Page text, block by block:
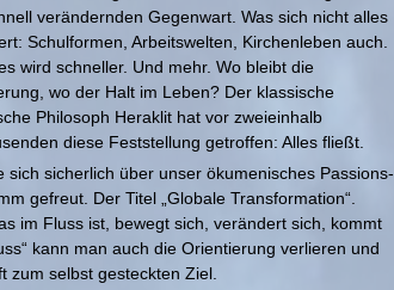
verändernden Gegenwart. Was sich nicht alles
Schulformen, Arbeitswelten, Kirchenleben auch.
wird schneller. Und mehr. Wo bleibt die
wo der Halt im Leben? Der klassische
Philosoph Heraklit hat vor zweieinhalb
diese Feststellung getroffen: Alles fließt.
sich sicherlich über unser ökumenisches Passions-
gefreut. Der Titel „Globale Transformation“.
im Fluss ist, bewegt sich, verändert sich, kommt
kann man auch die Orientierung verlieren und
zum selbst gesteckten Ziel.